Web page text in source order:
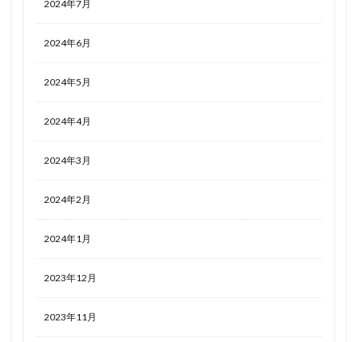
2024年7月
2024年6月
2024年5月
2024年4月
2024年3月
2024年2月
2024年1月
2023年12月
2023年11月